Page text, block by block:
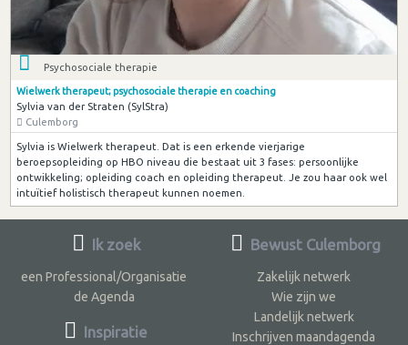
Psychosociale therapie
Wielwerk therapeut; psychosociale therapie en coaching
Sylvia van der Straten (SylStra)
Culemborg
Sylvia is Wielwerk therapeut. Dat is een erkende vierjarige
beroepsopleiding op HBO niveau die bestaat uit 3 fases: persoonlijke
ontwikkeling; opleiding coach en opleiding therapeut. Je zou haar ook wel
intuïtief holistisch therapeut kunnen noemen.
Ik zoek
een Professional/Organisatie
de Agenda
Inspiratie
Bewust Culemborg
Zakelijk netwerk
Wie zijn we
Landelijk netwerk
Inschrijven maandagenda